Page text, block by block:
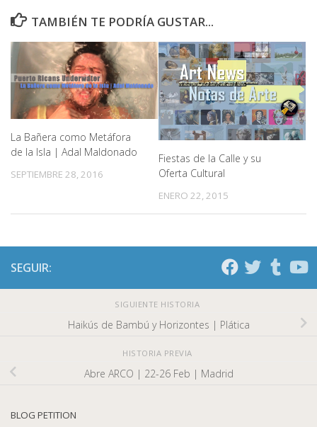
TAMBIÉN TE PODRÍA GUSTAR...
La Bañera como Metáfora
de la Isla | Adal Maldonado
SEPTIEMBRE 28, 2016
Fiestas de la Calle y su
Oferta Cultural
ENERO 22, 2015
SEGUIR:
SIGUIENTE HISTORIA
Haikús de Bambú y Horizontes | Plática
HISTORIA PREVIA
Abre ARCO | 22-26 Feb | Madrid
BLOG PETITION